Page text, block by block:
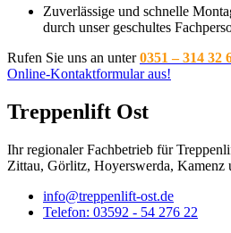
Zuverlässige und schnelle
durch unser geschultes
Rufen Sie uns an unter0351 – 314 32
Online-Kontaktformular aus!
Treppenlift Ost
Ihr regionaler Fachbetrieb für
Zittau, Görlitz, Hoyerswerda, Kamenz
info@treppenlift-ost.de
Telefon: 03592 - 54 276 22